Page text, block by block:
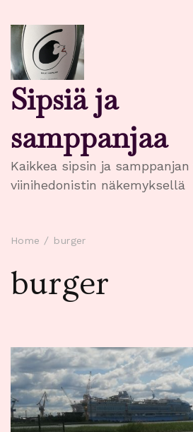
Sipsiä ja
samppanjaa
Kaikkea sipsin ja
viinihedonistin näkemyksellä
Home burger
burger